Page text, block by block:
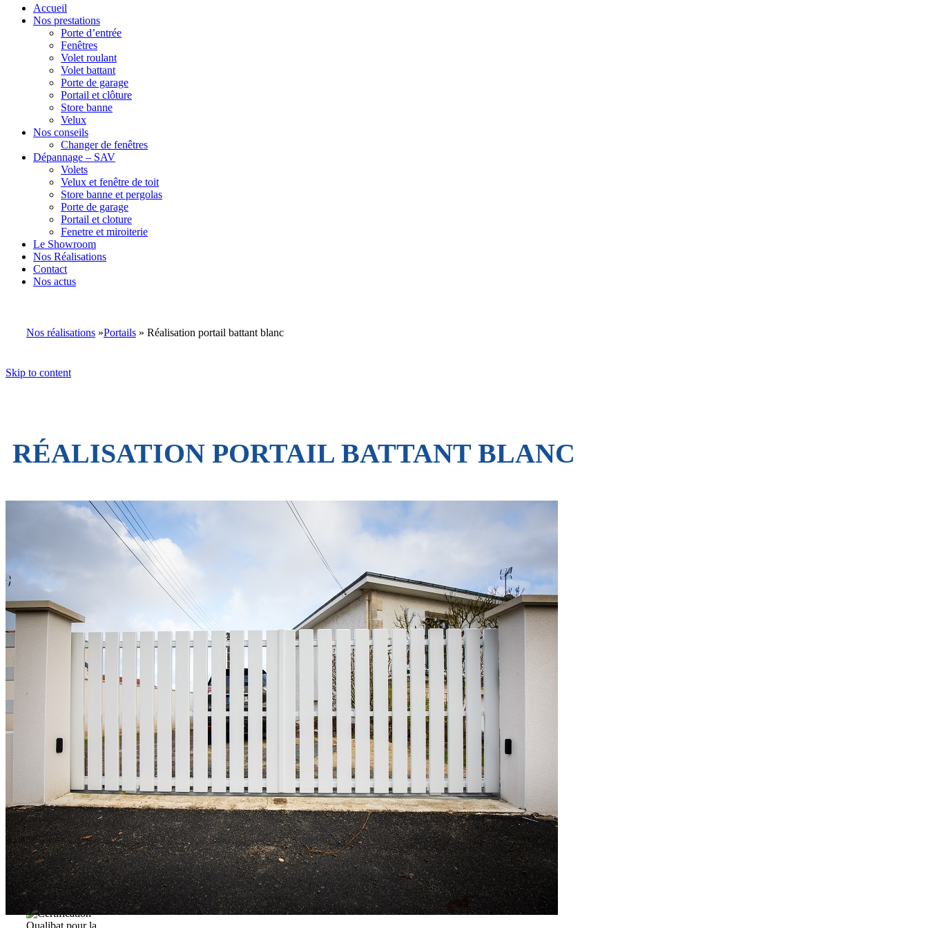
Accueil
Nos prestations
Porte d’entrée
Fenêtres
Volet roulant
Volet battant
Porte de garage
Portail et clôture
Store banne
Velux
Nos conseils
Changer de fenêtres
Dépannage – SAV
Volets
Velux et fenêtre de toit
Store banne et pergolas
Porte de garage
Portail et cloture
Fenetre et miroiterie
Le Showroom
Nos Réalisations
Contact
Nos actus
Nos réalisations »Portails » Réalisation portail battant blanc
Skip to content
RÉALISATION PORTAIL BATTANT BLANC